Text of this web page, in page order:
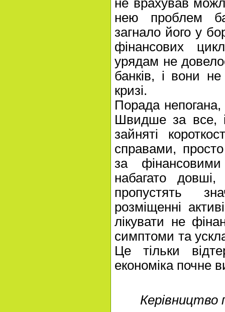
не врахував
нею проблем
загнало його у
фінансових
урядам не
банків, і вони
кризі.
Порада непогана,
Швидше за все,
зайняті
справами,
за
набагато
пропустять
розміщенні
лікувати не
симптоми та
Це тільки
економіка почне
Керівництво